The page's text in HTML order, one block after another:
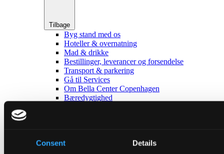
Consent Details
Tilbage
Byg stand med os
Hoteller & overnatning
Mad & drikke
Bestillinger, leverancer og forsendelse
Transport & parkering
Gå til Services
Om Bella Center Copenhagen
Bæredygtighed
en